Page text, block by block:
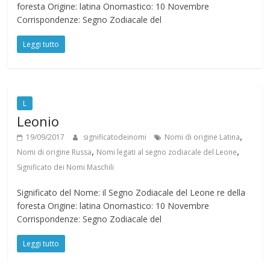
foresta Origine: latina Onomastico: 10 Novembre
Corrispondenze: Segno Zodiacale del
Leggi tutto
L
Leonio
19/09/2017 significatodeinomi Nomi di origine Latina,
Nomi di origine Russa, Nomi legati al segno zodiacale del Leone,
Significato dei Nomi Maschili
Significato del Nome: il Segno Zodiacale del Leone re della
foresta Origine: latina Onomastico: 10 Novembre
Corrispondenze: Segno Zodiacale del
Leggi tutto